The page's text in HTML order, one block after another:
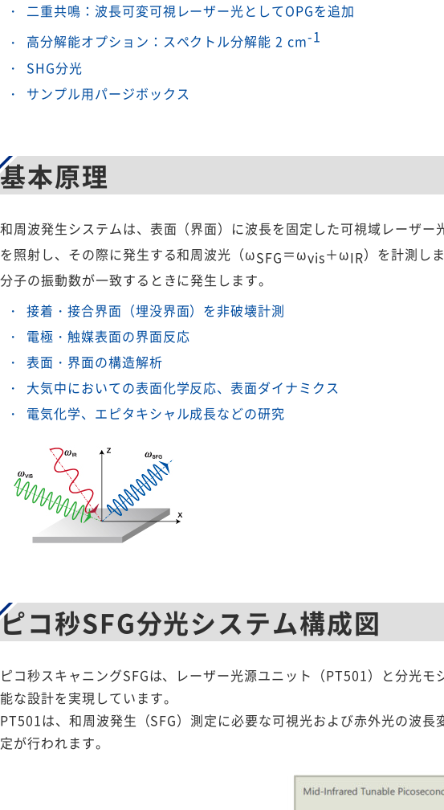
二重共鳴：波長可変可視レーザー光としてOPGを追加
高分解能オプション：スペクトル分解能 2 cm-1
SHG分光
サンプル用パージボックス
基本原理
和周波発生システムは、表面（界面）に波長を固定した可視域レーザー
を照射し、その際に発生する和周波光（ωSFG＝ωvis＋ωIR）を計測し
分子の振動数が一致するときに発生します。
接着・接合界面（埋没界面）を非破壊計測
電極・触媒表面の界面反応
表面・界面の構造解析
大気中においての表面化学反応、表面ダイナミクス
電気化学、エピタキシャル成長などの研究
ピコ秒SFG分光システム構成図
ピコ秒スキャニングSFGは、レーザー光源ユニット（PT501）と分光
能な設計を実現しています。
PT501は、和周波発生（SFG）測定に必要な可視光および赤外光の波
定が行われます。